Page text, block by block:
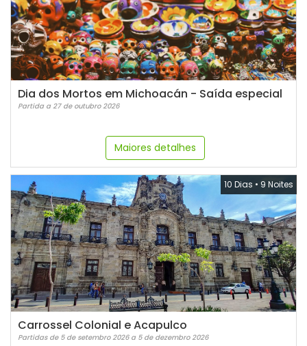
Dia dos Mortos em Michoacán - Saída especial
Partida a 27 de outubro 2026
Maiores detalhes
10 Dias • 9 Noites
Carrossel Colonial e Acapulco
Partidas de 5 de setembro 2026 a 5 de dezembro 2026